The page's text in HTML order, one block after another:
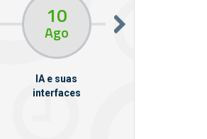
10
Ago
IA e suas
interfaces